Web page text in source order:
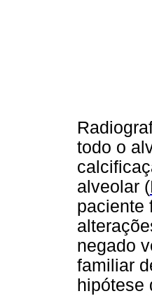
todo o
alveolar (
paciente
negado
familiar
hipótese